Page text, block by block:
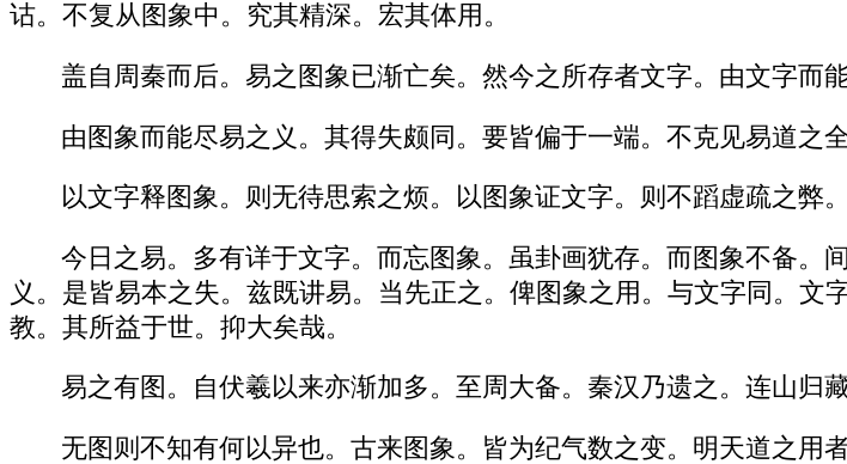
诂。不复从图象中。究其精深。宏其体用。
盖自周秦而后。易之图象已渐亡矣。然今之所存者文字。由文字而
由图象而能尽易之义。其得失颇同。要皆偏于一端。不克见易道之
以文字释图象。则无待思索之烦。以图象证文字。则不蹈虚疏之弊
今日之易。多有详于文字。而忘图象。虽卦画犹存。而图象不备。
义。是皆易本之失。兹既讲易。当先正之。俾图象之用。与文字同。
教。其所益于世。抑大矣哉。
易之有图。自伏羲以来亦渐加多。至周大备。秦汉乃遗之。连山归
无图则不知有何以异也。古来图象。皆为纪气数之变。明天道之用